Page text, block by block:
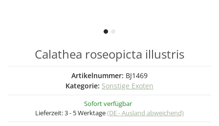
Calathea roseopicta illustris
Artikelnummer: BJ1469
Kategorie: Sonstige Exoten
Sofort verfügbar
Lieferzeit:3 - 5 Werktage(DE - Ausland abweichend)